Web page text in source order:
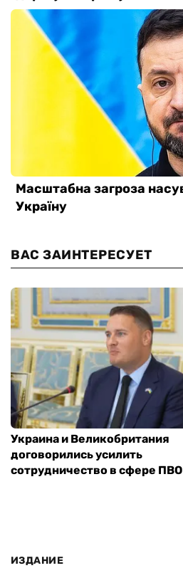
ВАС ЗАИНТЕРЕСУЕТ
Украина и Великобритания
договорились усилить
сотрудничество в сфере ПВО
ИЗДАНИЕ